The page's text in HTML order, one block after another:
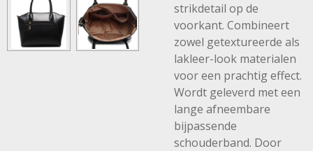
strikdetail op de
voorkant. Combineert
zowel getextureerde als
lakleer-look materialen
voor een prachtig effect.
Wordt geleverd met een
lange afneembare
bijpassende
schouderband. Door